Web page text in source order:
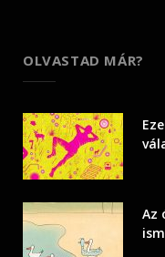
OLVASTAD MÁR?
Az